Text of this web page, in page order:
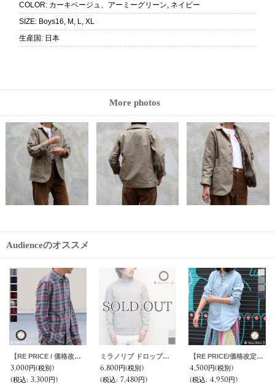
COLOR: カーキベージュ、アーミーグリーン, ネイビー
SIZE: Boys16, M, L, XL
生産国 : 日本
More photos
Audienceのオススメ
【RE PRICE / 価格改定】コットンフランネルチェック ワイドスプレッドボタンダウン長袖シャツ【MADE IN JAPAN】『日本製』 / Upscape Audience
3,000円(税別)
(税込: 3,300円)
ミラノリブ ドロップショルダーモックネック長袖スウェット【MADE IN JAPAN】『日本製』/ Upscape Audience
6,800円(税別)
(税込: 7,480円)
【RE PRICE/価格改定】コットンギャバジンレースアップバンドカラーL/SシャツTEE【MADE IN JAPAN】『日本製』/ Upscape Audience
4,500円(税別)
(税込: 4,950円)